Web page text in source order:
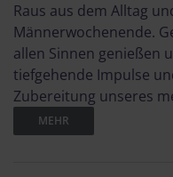
Raus aus dem Alltag
Männerwochenende.
allen Sinnen genießen
tiefgehende Impulse
Zubereitung unseres
MEHR